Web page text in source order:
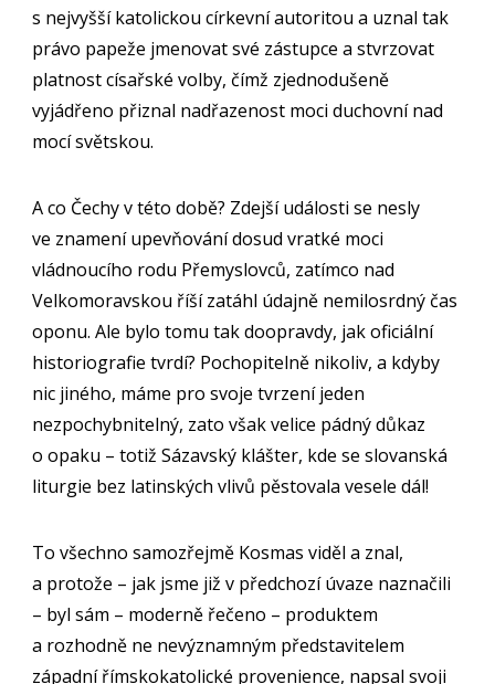
s nejvyšší katolickou církevní autoritou a uznal tak
právo papeže jmenovat své zástupce a stvrzovat
platnost císařské volby, čímž zjednodušeně
vyjádřeno přiznal nadřazenost moci duchovní nad
mocí světskou.
A co Čechy v této době? Zdejší události se nesly
ve znamení upevňování dosud vratké moci
vládnoucího rodu Přemyslovců, zatímco nad
Velkomoravskou říší zatáhl údajně nemilosrdný čas
oponu. Ale bylo tomu tak doopravdy, jak oficiální
historiografie tvrdí? Pochopitelně nikoliv, a kdyby
nic jiného, máme pro svoje tvrzení jeden
nezpochybnitelný, zato však velice pádný důkaz
o opaku – totiž Sázavský klášter, kde se slovanská
liturgie bez latinských vlivů pěstovala vesele dál!
To všechno samozřejmě Kosmas viděl a znal,
a protože – jak jsme již v předchozí úvaze naznačili
– byl sám – moderně řečeno – produktem
a rozhodně ne nevýznamným představitelem
západní římskokatolické provenience, napsal svoji